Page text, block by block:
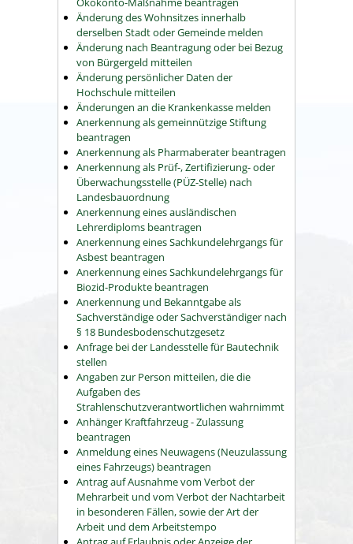
Änderung des Wohnsitzes innerhalb
derselben Stadt oder Gemeinde melden
Änderung nach Beantragung oder bei Bezug
von Bürgergeld mitteilen
Änderung persönlicher Daten der
Hochschule mitteilen
Änderungen an die Krankenkasse melden
Anerkennung als gemeinnützige Stiftung
beantragen
Anerkennung als Pharmaberater beantragen
Anerkennung als Prüf-, Zertifizierung- oder
Überwachungsstelle (PÜZ-Stelle) nach
Landesbauordnung
Anerkennung eines ausländischen
Lehrerdiploms beantragen
Anerkennung eines Sachkundelehrgangs für
Asbest beantragen
Anerkennung eines Sachkundelehrgangs für
Biozid-Produkte beantragen
Anerkennung und Bekanntgabe als
Sachverständige oder Sachverständiger nach
§ 18 Bundesbodenschutzgesetz
Anfrage bei der Landesstelle für Bautechnik
stellen
Angaben zur Person mitteilen, die die
Aufgaben des
Strahlenschutzverantwortlichen wahrnimmt
Anhänger Kraftfahrzeug - Zulassung
beantragen
Anmeldung eines Neuwagens (Neuzulassung
eines Fahrzeugs) beantragen
Antrag auf Ausnahme vom Verbot der
Mehrarbeit und vom Verbot der Nachtarbeit
in besonderen Fällen, sowie der Art der
Arbeit und dem Arbeitstempo